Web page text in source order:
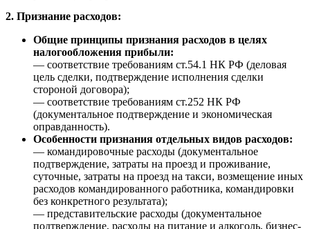
2. Признание расходов:
Общие принципы признания расходов в целях
налогообложения прибыли:
— соответствие требованиям ст.54.1 НК РФ (деловая
цель сделки, подтверждение исполнения сделки
стороной договора);
— соответствие требованиям ст.252 НК РФ
(документальное подтверждение и экономическая
оправданность).
Особенности признания отдельных видов расходов:
— командировочные расходы (документальное
подтверждение, затраты на проезд и проживание,
суточные, затраты на проезд на такси, возмещение иных
расходов командированного работника, командировки
без конкретного результата);
— представительские расходы (документальное
подтверждение, расходы на питание и алкоголь, бизнес-